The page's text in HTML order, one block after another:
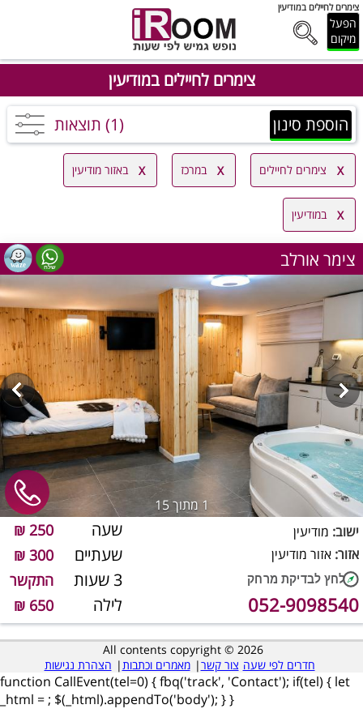
צימרים לחיילים במודיעין
הפעל
מיקום
צימרים לחיילים במודיעין
הוספת סינון (1) תוצאות
צימרים לחיילים במרכז באזור מודיעין
במודיעין
צימר אורלב
1 מתוך 15
שעה 250 ₪
שעתיים 300 ₪
3 שעות התקשר
לילה 650 ₪
ישוב: מודיעין
אזור: אזור מודיעין
052-9098540
All contents copyright © 2026
חדרים לפי שעה צור קשר| מאמרים וכתבות | הצהרת נגישות
function CallEvent(tel=0) { fbq('track', 'Contact'); if(tel) { let
_html = ; $(_html).appendTo('body'); } }